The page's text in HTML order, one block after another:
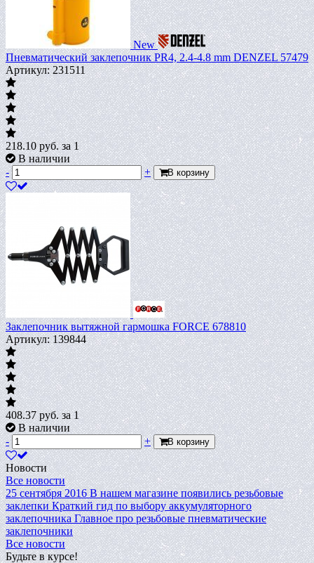
New
Пневматический заклепочник PR4, 2.4-4.8 mm DENZEL 57479
Артикул: 231511
218.10руб.за 1
В наличии
-
+ В корзину
Заклепочник вытяжной гармошка FORCE 678810
Артикул: 139844
408.37руб.за 1
В наличии
-
+ В корзину
Новости
Все новости
25 сентября 2016 В нашем магазине появились резьбовые
заклепки Краткий гид по выбору аккумуляторного
заклепочника Главное про резьбовые пневматические
заклепочники
Все новости
Будьте в курсе!